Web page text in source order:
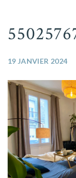
19 JANVIER 2024